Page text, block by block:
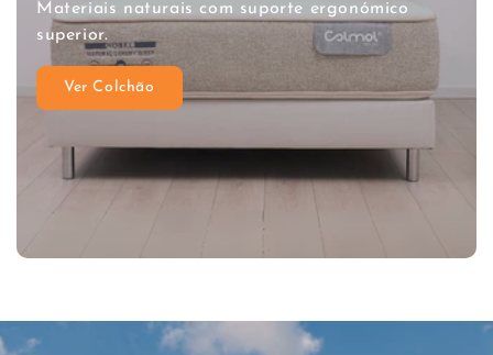
Materiais naturais com suporte ergonómico
superior.
Ver Colchão